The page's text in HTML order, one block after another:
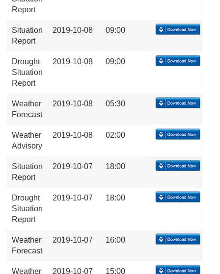
Report
Situation
Report
2019-10-08 09:00
Drought
Situation
Report
2019-10-08 09:00
Weather
Forecast
2019-10-08 05:30
Weather
Advisory
2019-10-08 02:00
Situation
Report
2019-10-07 18:00
Drought
Situation
Report
2019-10-07 18:00
Weather
Forecast
2019-10-07 16:00
Weather
2019-10-07 15:00